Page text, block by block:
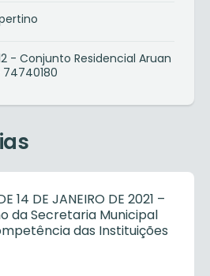
- Conjunto Residencial Aruan
14 DE JANEIRO DE 2021 –
da Secretaria Municipal
das Instituições